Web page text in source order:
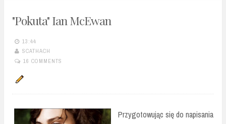
"Pokuta" Ian McEwan
13:44
SCATHACH
16 COMMENTS
Przygotowując się do napisania